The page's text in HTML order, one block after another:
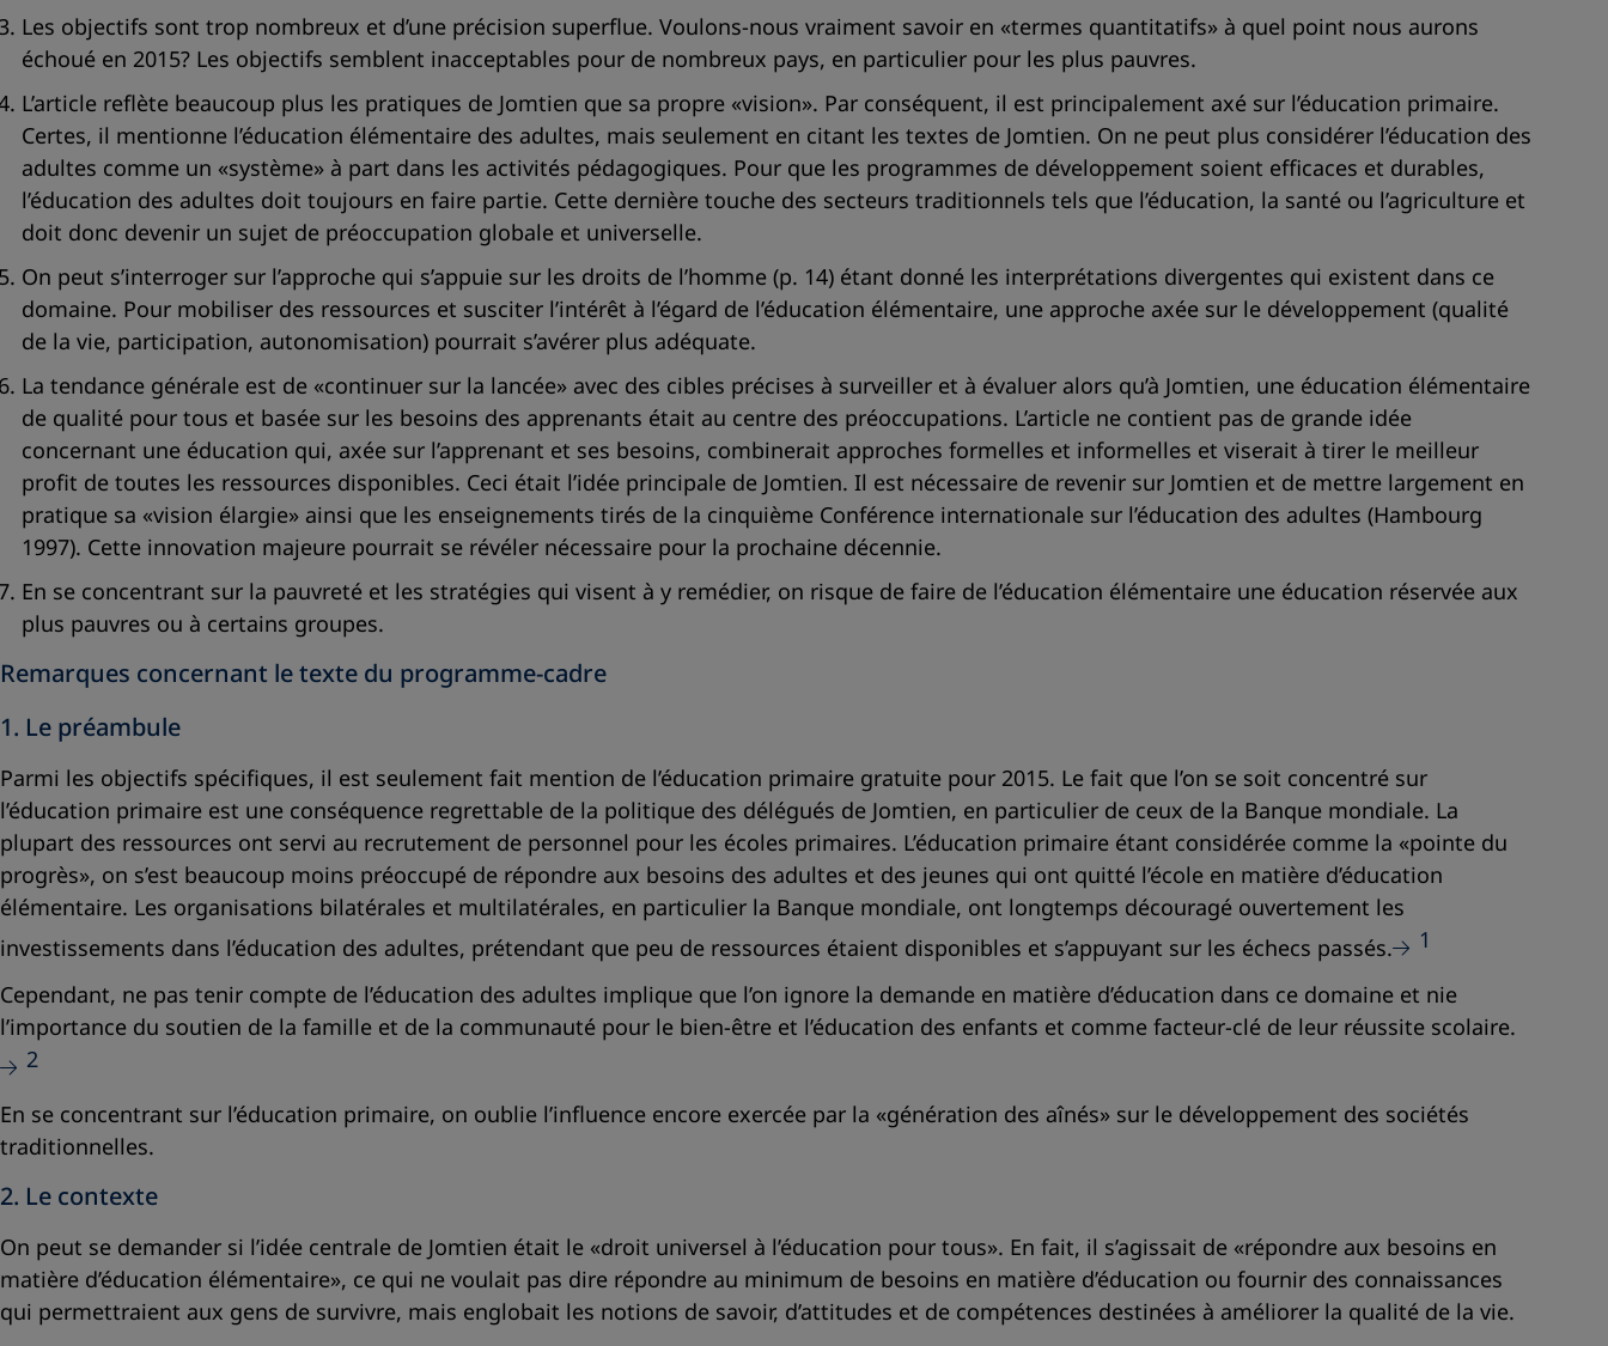
Les objectifs sont trop nombreux et d’une précision superflue. Voulons-nous vraiment savoir en «termes quantitatifs» à quel point nous aurons
échoué en 2015? Les objectifs semblent inacceptables pour de nombreux pays, en particulier pour les plus pauvres.
L’article reflète beaucoup plus les pratiques de Jomtien que sa propre «vision». Par conséquent, il est principalement axé sur l’éducation primaire.
Certes, il mentionne l’éducation élémentaire des adultes, mais seulement en citant les textes de Jomtien. On ne peut plus considérer l’éducation des
adultes comme un «système» à part dans les activités pédagogiques. Pour que les programmes de développement soient efficaces et durables,
l’éducation des adultes doit toujours en faire partie. Cette dernière touche des secteurs traditionnels tels que l’éducation, la santé ou l’agriculture et
doit donc devenir un sujet de préoccupation globale et universelle.
On peut s’interroger sur l’approche qui s’appuie sur les droits de l’homme (p. 14) étant donné les interprétations divergentes qui existent dans ce
domaine. Pour mobiliser des ressources et susciter l’intérêt à l’égard de l’éducation élémentaire, une approche axée sur le développement (qualité
de la vie, participation, autonomisation) pourrait s’avérer plus adéquate.
La tendance générale est de «continuer sur la lancée» avec des cibles précises à surveiller et à évaluer alors qu’à Jomtien, une éducation élémentaire
de qualité pour tous et basée sur les besoins des apprenants était au centre des préoccupations. L’article ne contient pas de grande idée
concernant une éducation qui, axée sur l’apprenant et ses besoins, combinerait approches formelles et informelles et viserait à tirer le meilleur
profit de toutes les ressources disponibles. Ceci était l’idée principale de Jomtien. Il est nécessaire de revenir sur Jomtien et de mettre largement en
pratique sa «vision élargie» ainsi que les enseignements tirés de la cinquième Conférence internationale sur l’éducation des adultes (Hambourg
1997). Cette innovation majeure pourrait se révéler nécessaire pour la prochaine décennie.
En se concentrant sur la pauvreté et les stratégies qui visent à y remédier, on risque de faire de l’éducation élémentaire une éducation réservée aux
plus pauvres ou à certains groupes.
Remarques concernant le texte du programme-cadre
1. Le préambule
Parmi les objectifs spécifiques, il est seulement fait mention de l’éducation primaire gratuite pour 2015. Le fait que l’on se soit concentré sur
l’éducation primaire est une conséquence regrettable de la politique des délégués de Jomtien, en particulier de ceux de la Banque mondiale. La
plupart des ressources ont servi au recrutement de personnel pour les écoles primaires. L’éducation primaire étant considérée comme la «pointe du
progrès», on s’est beaucoup moins préoccupé de répondre aux besoins des adultes et des jeunes qui ont quitté l’école en matière d’éducation
élémentaire. Les organisations bilatérales et multilatérales, en particulier la Banque mondiale, ont longtemps découragé ouvertement les
investissements dans l’éducation des adultes, prétendant que peu de ressources étaient disponibles et s’appuyant sur les échecs passés.
1
Cependant, ne pas tenir compte de l’éducation des adultes implique que l’on ignore la demande en matière d’éducation dans ce domaine et nie
l’importance du soutien de la famille et de la communauté pour le bien-être et l’éducation des enfants et comme facteur-clé de leur réussite scolaire.
2
En se concentrant sur l’éducation primaire, on oublie l’influence encore exercée par la «génération des aînés» sur le développement des sociétés
traditionnelles.
2. Le contexte
On peut se demander si l’idée centrale de Jomtien était le «droit universel à l’éducation pour tous». En fait, il s’agissait de «répondre aux besoins en
matière d’éducation élémentaire», ce qui ne voulait pas dire répondre au minimum de besoins en matière d’éducation ou fournir des connaissances
qui permettraient aux gens de survivre, mais englobait les notions de savoir, d’attitudes et de compétences destinées à améliorer la qualité de la vie.